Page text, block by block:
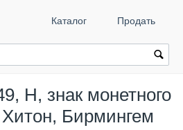
Каталог Продать
H, знак монетного
Бирмингем